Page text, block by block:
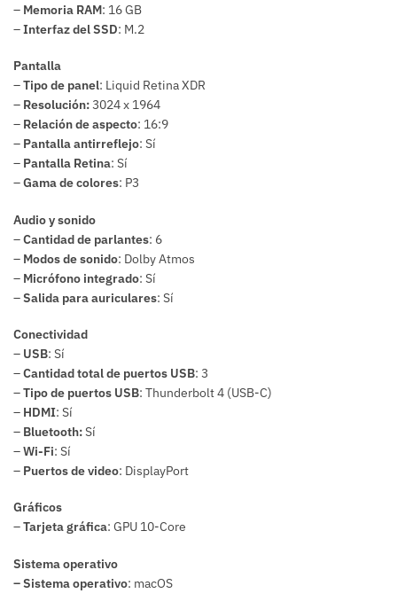
– Memoria RAM: 16 GB
–Interfaz del SSD: M.2
Pantalla
–Tipo de panel: Liquid Retina XDR
– Resolución:3024 x 1964
– Relación de aspecto: 16:9
– Pantalla antirreflejo: Sí
– Pantalla Retina: Sí
–Gama de colores: P3
Audio y sonido
–Cantidad de parlantes: 6
– Modos de sonido: Dolby Atmos
– Micrófono integrado: Sí
–Salida para auriculares: Sí
Conectividad
– USB: Sí
–Cantidad total de puertos USB: 3
–Tipo de puertos USB: Thunderbolt 4 (USB-C)
– HDMI: Sí
– Bluetooth:Sí
–Wi-Fi: Sí
– Puertos de video: DisplayPort
Gráficos
–Tarjeta gráfica: GPU 10-Core
Sistema operativo
– Sistema operativo: macOS